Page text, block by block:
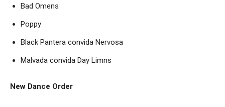
Bad Omens
Poppy
Black Pantera convida Nervosa
Malvada convida Day Limns
New Dance Order